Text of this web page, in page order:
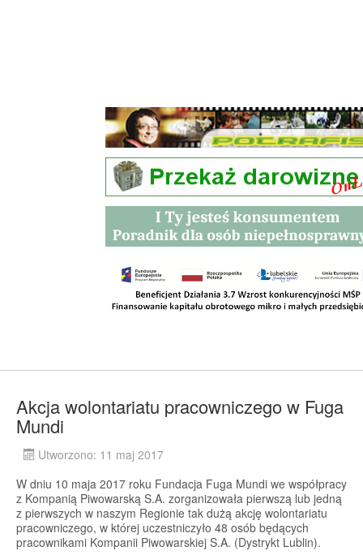
Akcja wolontariatu pracowniczego w Fuga
Mundi
Utworzono: 11 maj 2017
W dniu 10 maja 2017 roku Fundacja Fuga Mundi we współpracy
z Kompanią Piwowarską S.A. zorganizowała pierwszą lub jedną
z pierwszych w naszym Regionie tak dużą akcję wolontariatu
pracowniczego, w której uczestniczyło 48 osób będących
pracownikami Kompanii Piwowarskiej S.A. (Dystrykt Lublin).